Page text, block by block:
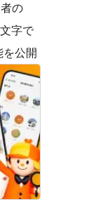
の
字で
を公開